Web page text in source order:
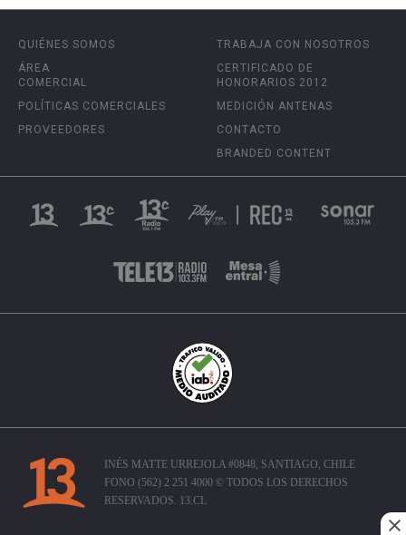
QUIÉNES SOMOS
ÁREA
COMERCIAL
POLÍTICAS COMERCIALES
PROVEEDORES
TRABAJA CON NOSOTROS
CERTIFICADO DE
HONORARIOS 2012
MEDICIÓN ANTENAS
CONTACTO
BRANDED CONTENT
INÉS MATTE URREJOLA #0848, SANTIAGO, CHILE
FONO (562) 2 251 4000 © TODOS LOS DERECHOS
RESERVADOS. 13.CL